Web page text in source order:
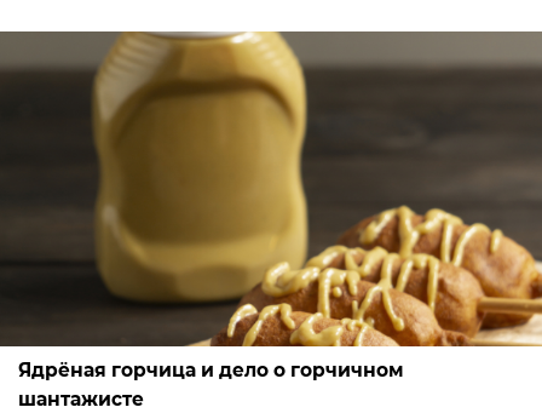
Ядрёная горчица и дело о горчичном
шантажисте